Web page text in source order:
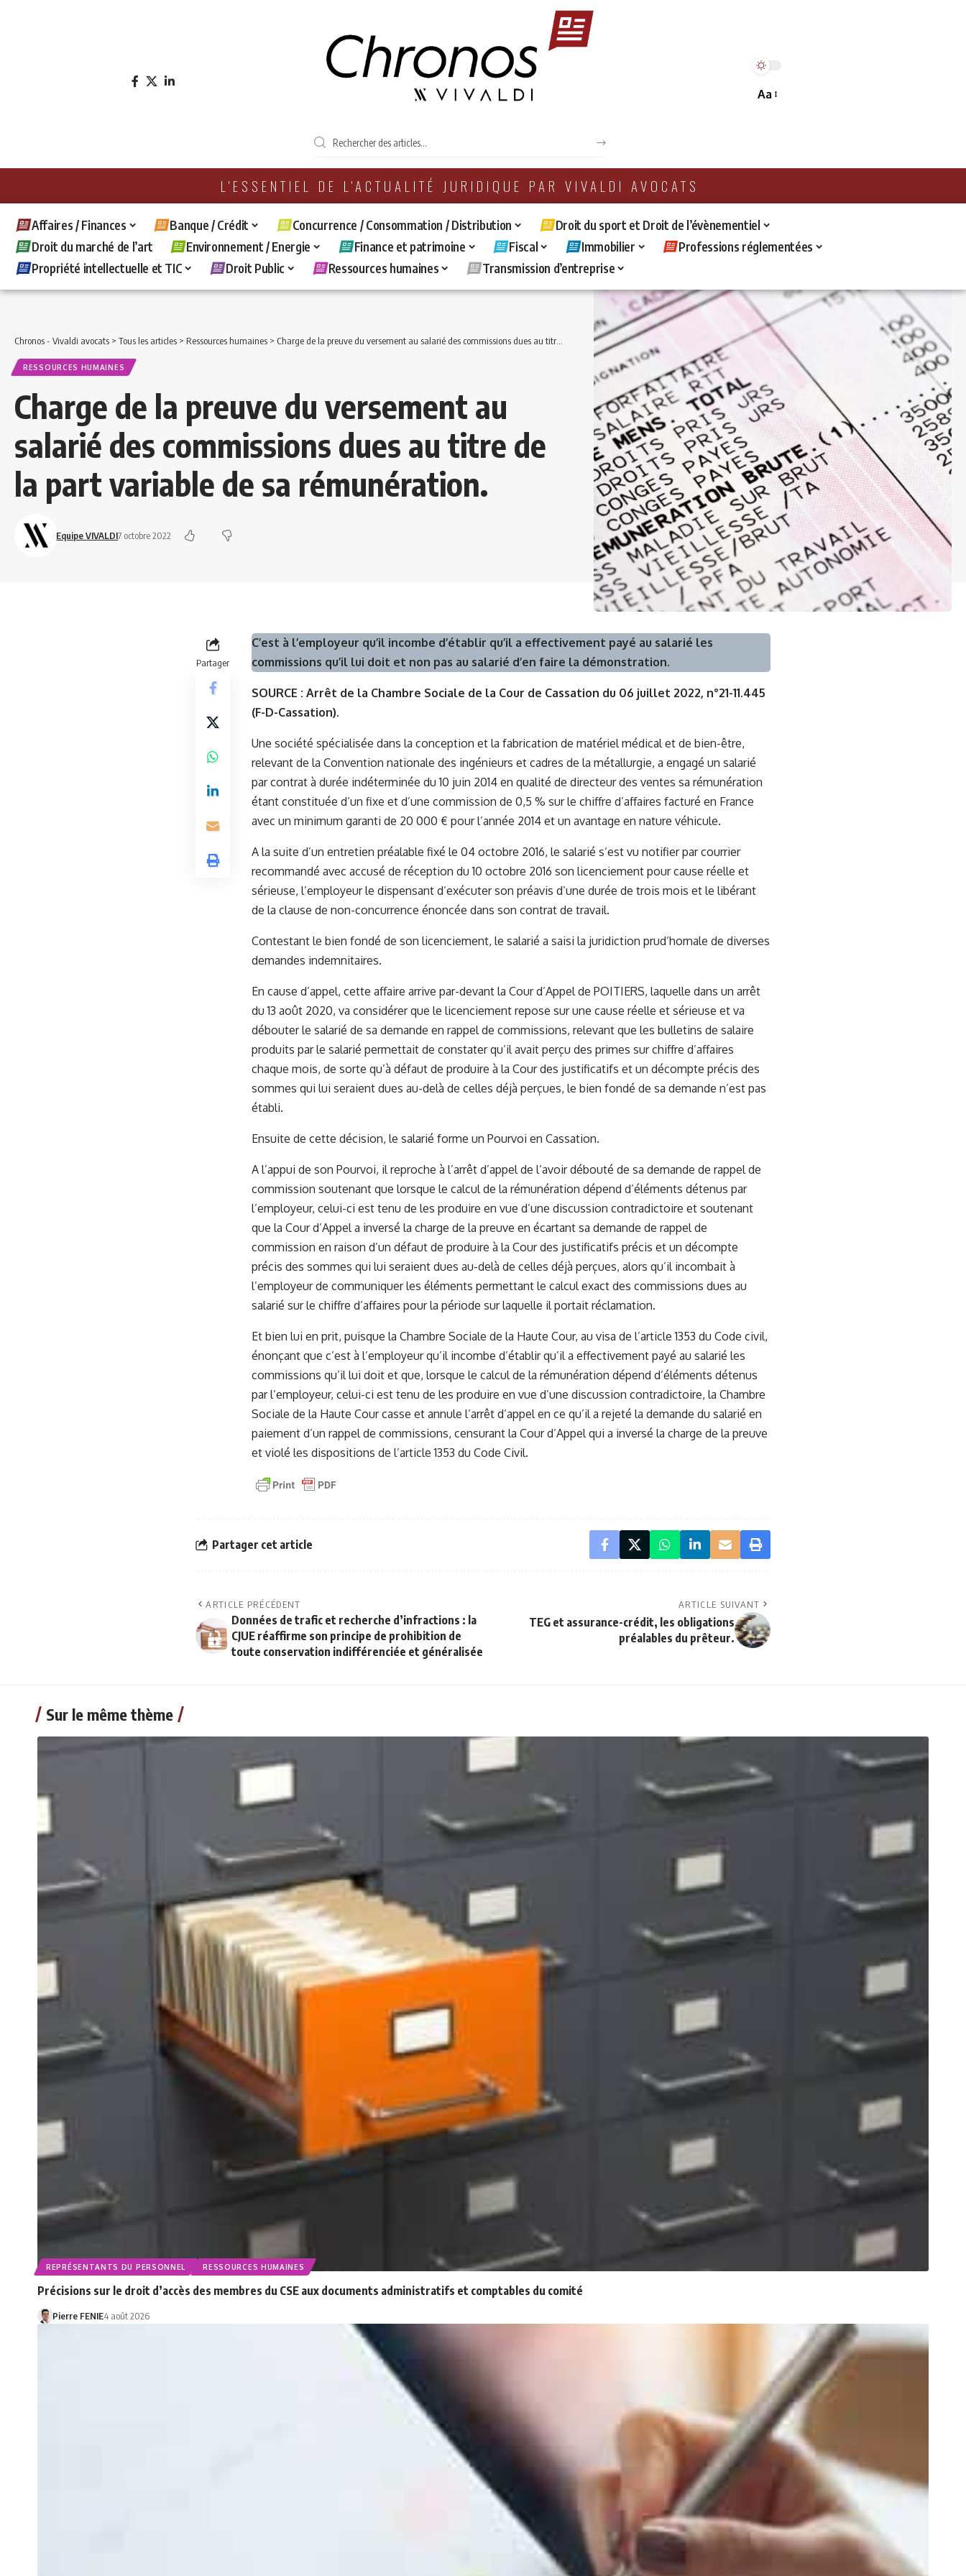
Aa
L'ESSENTIEL DE L'ACTUALITÉ JURIDIQUE PAR VIVALDI AVOCATS
Affaires / Finances Banque / Crédit Concurrence / Consommation / Distribution
Droit du sport et Droit de l’évènementiel
Droit du marché de l’art
Environnement / Energie Finance et patrimoine Fiscal Immobilier
Professions réglementées
Propriété intellectuelle et TIC
Droit Public Ressources humaines Transmission d’entreprise
Chronos - Vivaldi avocats > Tous les articles > Ressources humaines > Charge de la preuve du versement au salarié des commissions dues au titre de la part variable de sa rémunération.
RESSOURCES HUMAINES
Charge de la preuve du versement au
salarié des commissions dues au titre de
la part variable de sa rémunération.
Equipe VIVALDI7 octobre 2022
Partager
C’est à l’employeur qu’il incombe d’établir qu’il a effectivement payé au salarié les
commissions qu’il lui doit et non pas au salarié d’en faire la démonstration.
SOURCE : Arrêt de la Chambre Sociale de la Cour de Cassation du 06 juillet 2022, n°21-11.445
(F-D-Cassation).
Une société spécialisée dans la conception et la fabrication de matériel médical et de bien-être,
relevant de la Convention nationale des ingénieurs et cadres de la métallurgie, a engagé un salarié
par contrat à durée indéterminée du 10 juin 2014 en qualité de directeur des ventes sa rémunération
étant constituée d’un fixe et d’une commission de 0,5 % sur le chiffre d’affaires facturé en France
avec un minimum garanti de 20 000 € pour l’année 2014 et un avantage en nature véhicule.
A la suite d’un entretien préalable fixé le 04 octobre 2016, le salarié s’est vu notifier par courrier
recommandé avec accusé de réception du 10 octobre 2016 son licenciement pour cause réelle et
sérieuse, l’employeur le dispensant d’exécuter son préavis d’une durée de trois mois et le libérant
de la clause de non-concurrence énoncée dans son contrat de travail.
Contestant le bien fondé de son licenciement, le salarié a saisi la juridiction prud’homale de diverses
demandes indemnitaires.
En cause d’appel, cette affaire arrive par-devant la Cour d’Appel de POITIERS, laquelle dans un arrêt
du 13 août 2020, va considérer que le licenciement repose sur une cause réelle et sérieuse et va
débouter le salarié de sa demande en rappel de commissions, relevant que les bulletins de salaire
produits par le salarié permettait de constater qu’il avait perçu des primes sur chiffre d’affaires
chaque mois, de sorte qu’à défaut de produire à la Cour des justificatifs et un décompte précis des
sommes qui lui seraient dues au-delà de celles déjà perçues, le bien fondé de sa demande n’est pas
établi.
Ensuite de cette décision, le salarié forme un Pourvoi en Cassation.
A l’appui de son Pourvoi, il reproche à l’arrêt d’appel de l’avoir débouté de sa demande de rappel de
commission soutenant que lorsque le calcul de la rémunération dépend d’éléments détenus par
l’employeur, celui-ci est tenu de les produire en vue d’une discussion contradictoire et soutenant
que la Cour d’Appel a inversé la charge de la preuve en écartant sa demande de rappel de
commission en raison d’un défaut de produire à la Cour des justificatifs précis et un décompte
précis des sommes qui lui seraient dues au-delà de celles déjà perçues, alors qu’il incombait à
l’employeur de communiquer les éléments permettant le calcul exact des commissions dues au
salarié sur le chiffre d’affaires pour la période sur laquelle il portait réclamation.
Et bien lui en prit, puisque la Chambre Sociale de la Haute Cour, au visa de l’article 1353 du Code civil,
énonçant que c’est à l’employeur qu’il incombe d’établir qu’il a effectivement payé au salarié les
commissions qu’il lui doit et que, lorsque le calcul de la rémunération dépend d’éléments détenus
par l’employeur, celui-ci est tenu de les produire en vue d’une discussion contradictoire, la Chambre
Sociale de la Haute Cour casse et annule l’arrêt d’appel en ce qu’il a rejeté la demande du salarié en
paiement d’un rappel de commissions, censurant la Cour d’Appel qui a inversé la charge de la preuve
et violé les dispositions de l’article 1353 du Code Civil.
Partager cet article
ARTICLE PRÉCÉDENT
Données de trafic et recherche d’infractions : la
CJUE réaffirme son principe de prohibition de
toute conservation indifférenciée et généralisée
ARTICLE SUIVANT
TEG et assurance-crédit, les obligations
préalables du prêteur.
Sur le même thème
REPRÉSENTANTS DU PERSONNEL RESSOURCES HUMAINES
Précisions sur le droit d’accès des membres du CSE aux documents administratifs et comptables du comité
Pierre FENIE4 août 2026